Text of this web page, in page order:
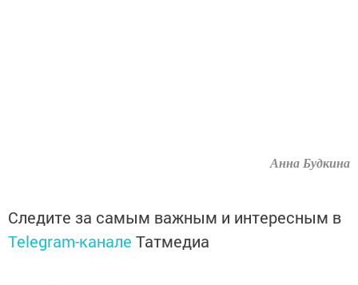
Анна Будкина
Следите за самым важным и интересным в
Telegram-канале Татмедиа